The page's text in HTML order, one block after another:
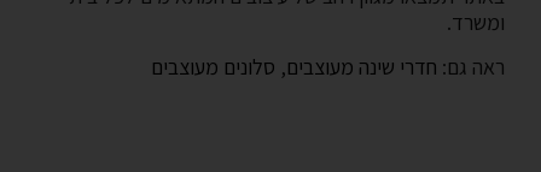
ומשרד.
ראה גם: חדרי שינה מעוצבים, סלונים מעוצבים